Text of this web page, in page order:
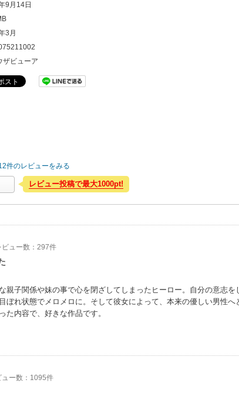
9月14日
3月
ザビューア
件のレビューをみる
レビュー投稿で最大1000pt!
ビュー数：297件
親子関係や妹の事で心を閉ざしてしまったヒーロー。自分の意志を
ぼれ状態でメロメロに。そして彼女によって、本来の優しい男性へ
た内容で、好きな作品です。
ュー数：1095件